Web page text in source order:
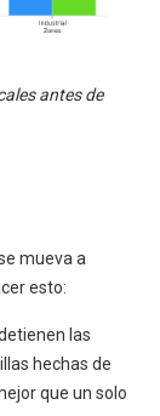
antes de
mueva a
esto:
las
hechas de
que un solo